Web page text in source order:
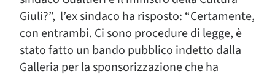
Giuli?”, l’ex sindaco ha risposto: “Certamente,
con entrambi. Ci sono procedure di legge, è
stato fatto un bando pubblico indetto dalla
Galleria per la sponsorizzazione che ha